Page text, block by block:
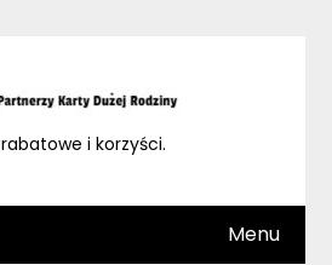
i korzyści.
Menu